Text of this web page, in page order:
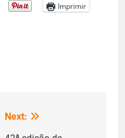
Imprimir
Next: